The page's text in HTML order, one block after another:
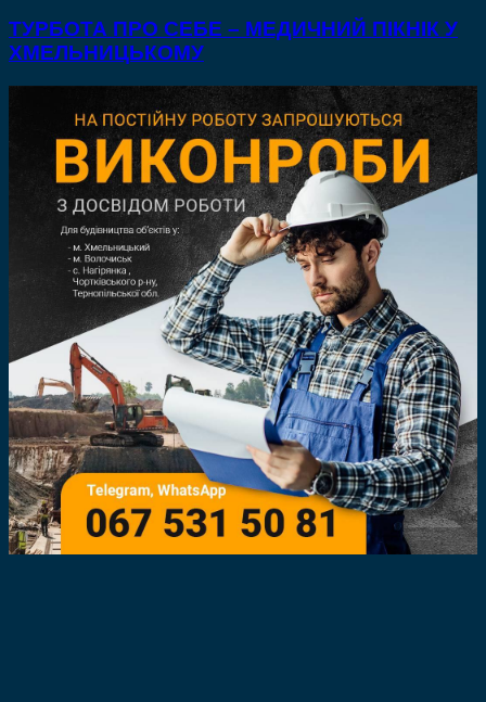
ТУРБОТА ПРО СЕБЕ – МЕДИЧНИЙ ПІКНІК У
ХМЕЛЬНИЦЬКОМУ